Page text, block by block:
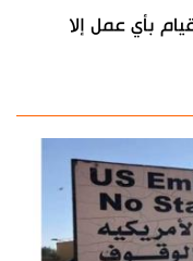
بأي عمل إلا